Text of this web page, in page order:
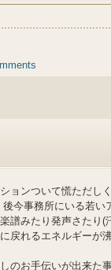
ョンついて慌ただし
今事務所にいる若い
譜みたり発声さたり(
戻れるエネルギーが
のお手伝いが出来た